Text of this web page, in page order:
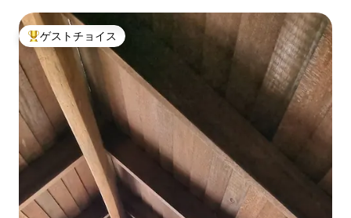
大好評のゲストチョイスです。
ゲストチョイス